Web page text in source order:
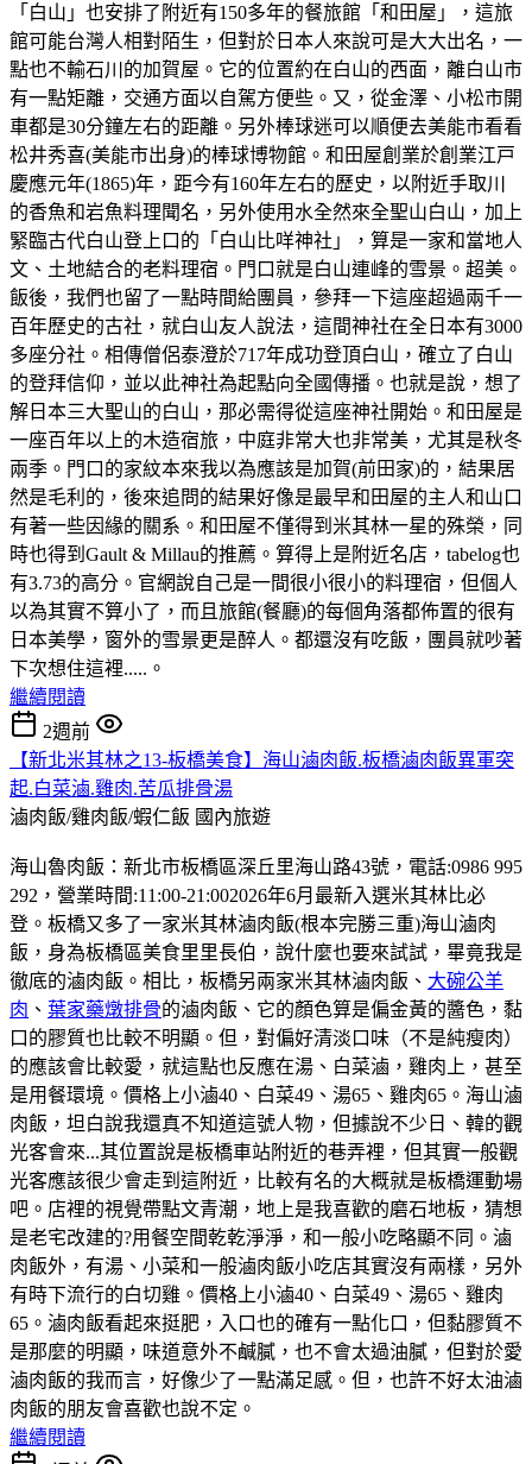
「白山」也安排了附近有150多年的餐旅館「和田屋」，這旅
館可能台灣人相對陌生，但對於日本人來說可是大大出名，一
點也不輸石川的加賀屋。它的位置約在白山的西面，離白山市
有一點矩離，交通方面以自駕方便些。又，從金澤、小松市開
車都是30分鐘左右的距離。另外棒球迷可以順便去美能市看看
松井秀喜(美能市出身)的棒球博物館。和田屋創業於創業江戸
慶應元年(1865)年，距今有160年左右的歷史，以附近手取川
的香魚和岩魚料理聞名，另外使用水全然來全聖山白山，加上
緊臨古代白山登上口的「白山比咩神社」，算是一家和當地人
文、土地結合的老料理宿。門口就是白山連峰的雪景。超美。
飯後，我們也留了一點時間給團員，參拜一下這座超過兩千一
百年歷史的古社，就白山友人說法，這間神社在全日本有3000
多座分社。相傳僧侶泰澄於717年成功登頂白山，確立了白山
的登拜信仰，並以此神社為起點向全國傳播。也就是說，想了
解日本三大聖山的白山，那必需得從這座神社開始。和田屋是
一座百年以上的木造宿旅，中庭非常大也非常美，尤其是秋冬
兩季。門口的家紋本來我以為應該是加賀(前田家)的，結果居
然是毛利的，後來追問的結果好像是最早和田屋的主人和山口
有著一些因緣的關系。和田屋不僅得到米其林一星的殊榮，同
時也得到Gault & Millau的推薦。算得上是附近名店，tabelog也
有3.73的高分。官網說自己是一間很小很小的料理宿，但個人
以為其實不算小了，而且旅館(餐廳)的每個角落都佈置的很有
日本美學，窗外的雪景更是醉人。都還沒有吃飯，團員就吵著
下次想住這裡.....。
繼續閱讀
2週前
【新北米其林之13-板橋美食】海山滷肉飯.板橋滷肉飯異軍突
起.白菜滷.雞肉.苦瓜排骨湯
滷肉飯/雞肉飯/蝦仁飯 國內旅遊
海山魯肉飯：新北市板橋區深丘里海山路43號，電話:0986 995
292，營業時間:11:00-21:002026年6月最新入選米其林比必
登。板橋又多了一家米其林滷肉飯(根本完勝三重)海山滷肉
飯，身為板橋區美食里里長伯，說什麼也要來試試，畢竟我是
徹底的滷肉飯。相比，板橋另兩家米其林滷肉飯、 大碗公羊
肉 、 葉家藥燉排骨的滷肉飯、它的顏色算是偏金黃的醬色，黏
口的膠質也比較不明顯。但，對偏好清淡口味（不是純瘦肉）
的應該會比較愛，就這點也反應在湯、白菜滷，雞肉上，甚至
是用餐環境。價格上小滷40、白菜49、湯65、雞肉65。海山滷
肉飯，坦白說我還真不知道這號人物，但據說不少日、韓的觀
光客會來...其位置說是板橋車站附近的巷弄裡，但其實一般觀
光客應該很少會走到這附近，比較有名的大概就是板橋運動場
吧。店裡的視覺帶點文青潮，地上是我喜歡的磨石地板，猜想
是老宅改建的?用餐空間乾乾淨淨，和一般小吃略顯不同。滷
肉飯外，有湯、小菜和一般滷肉飯小吃店其實沒有兩樣，另外
有時下流行的白切雞。價格上小滷40、白菜49、湯65、雞肉
65。滷肉飯看起來挺肥，入口也的確有一點化口，但黏膠質不
是那麼的明顯，味道意外不鹹膩，也不會太過油膩，但對於愛
滷肉飯的我而言，好像少了一點滿足感。但，也許不好太油滷
肉飯的朋友會喜歡也說不定。
繼續閱讀